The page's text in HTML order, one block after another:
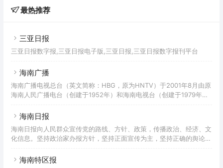
最热推荐
三亚日报
三亚日报数字报,三亚日报电子版,三亚日报,三亚日报数字报刊平台
海南广播
海南广播电视总台（英文简称：HBG，原为HNTV）于2001年8月由原
海南人民广播电台（创建于1952年）和海南电视台（创建于1979年）
方针、政策方向等方面接受海南省委宣传部的指导；广播电视行业管理
海南日报
海南日报向人民群众宣传党的路线、方针、政策，传播政治、经济、文
化信息。坚持政治家办报方针，坚持正面宣传为主，坚持正确的舆论导
海南特区报